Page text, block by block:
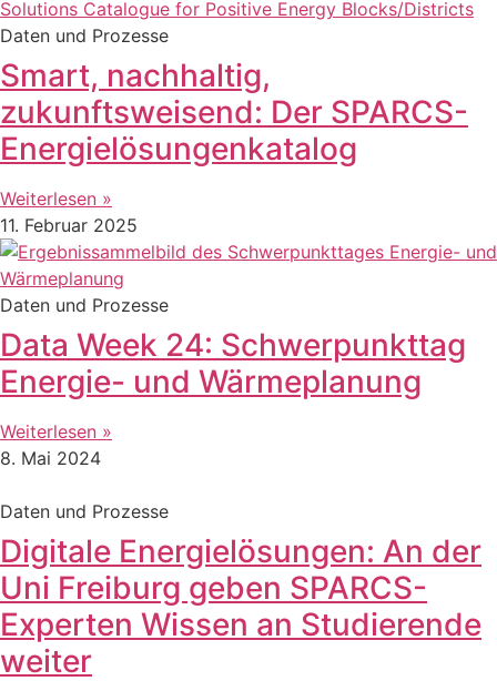
Daten und Prozesse
Smart, nachhaltig,
zukunftsweisend: Der SPARCS-
Energielösungenkatalog
Weiterlesen »
11. Februar 2025
Daten und Prozesse
Data Week 24: Schwerpunkttag
Energie- und Wärmeplanung
Weiterlesen »
8. Mai 2024
Daten und Prozesse
Digitale Energielösungen: An der
Uni Freiburg geben SPARCS-
Experten Wissen an Studierende
weiter